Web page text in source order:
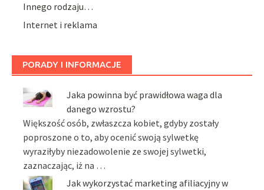
Innego rodzaju…
Internet i reklama
PORADY I INFORMACJE
Jaka powinna być prawidłowa waga dla
danego wzrostu?
Większość osób, zwłaszcza kobiet, gdyby zostały
poproszone o to, aby ocenić swoją sylwetkę
wyraziłyby niezadowolenie ze swojej sylwetki,
zaznaczając, iż na …
Jak wykorzystać marketing afiliacyjny w